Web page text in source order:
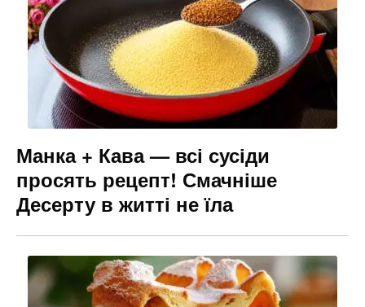
Манка + Кава — всі сусіди
просять рецепт! Смачніше
Десерту в житті не їла